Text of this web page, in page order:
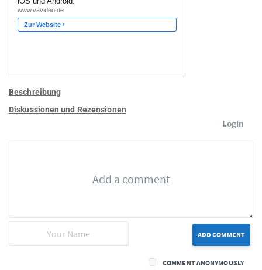
Beschreibung
Diskussionen und Rezensionen
Login
ADD COMMENT
COMMENT ANONYMOUSLY